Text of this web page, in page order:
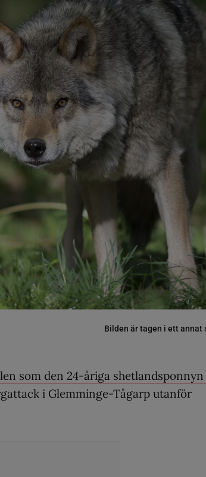
Bilden är tagen i ett annat
som den 24-åriga shetlandsponnyn
i Glemminge-Tågarp utanför